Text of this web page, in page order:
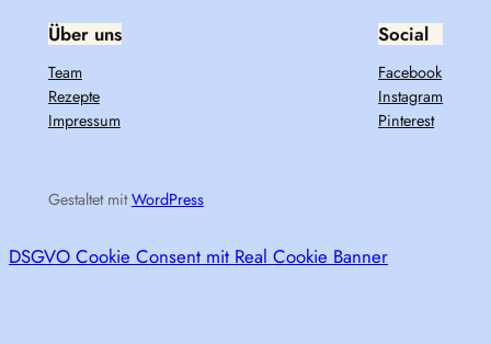
Über uns
Team
Rezepte
Impressum
Social
Facebook
Instagram
Pinterest
Gestaltet mitWordPress
DSGVO Cookie Consent mit Real Cookie Banner